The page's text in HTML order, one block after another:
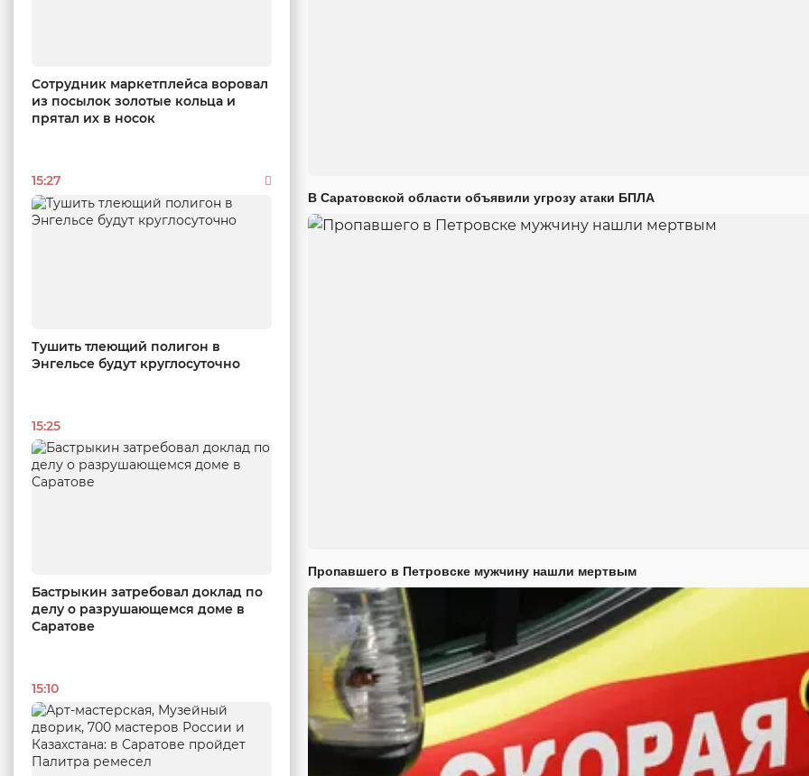
Сотрудник маркетплейса воровал
из посылок золотые кольца и
прятал их в носок
15:27
Тушить тлеющий полигон в
Энгельсе будут круглосуточно
15:25
Бастрыкин затребовал доклад по
делу о разрушающемся доме в
Саратове
15:10
В Саратовской области объявили угрозу атаки БПЛА
Пропавшего в Петровске мужчину нашли мертвым